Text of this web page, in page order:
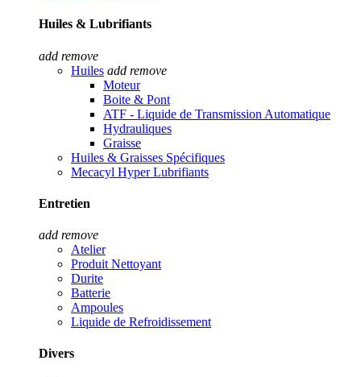
Huiles & Lubrifiants
add remove
Huiles add remove
Moteur
Boite & Pont
ATF - Liquide de Transmission Automatique
Hydrauliques
Graisse
Huiles & Graisses Spécifiques
Mecacyl Hyper Lubrifiants
Entretien
add remove
Atelier
Produit Nettoyant
Durite
Batterie
Ampoules
Liquide de Refroidissement
Divers